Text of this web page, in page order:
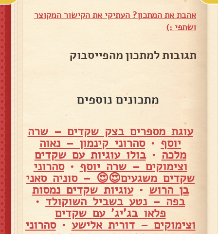
אהבת את המתכון? העתיקי את הקישור המקוצר
ושתפי :)
תגובות למתכון מהפייסבוק
מתכונים נוספים
עוגת מספרים בצק שקדים – שרה
יוסף •סהרוני קינמון – נאוה
מלכה •בולו עוגיות עם שקדים
וצימוקים – שרה יוסף •סהרוני
שקדים משגעים😍😍 – סוניה סאני
בן הרוש •עוגיות שקדים נמסות
בפה – נטע בשביל השוקולד •
פלאו בג'יג' עם שקדים
וצימוקים – דורית אלישע •סהרוני